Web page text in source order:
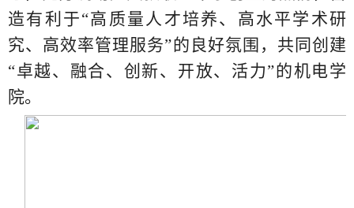
造有利于“高质量人才培养、高水平学术研
究、高效率管理服务”的良好氛围，共同创建
“卓越、融合、创新、开放、活力”的机电学
院。